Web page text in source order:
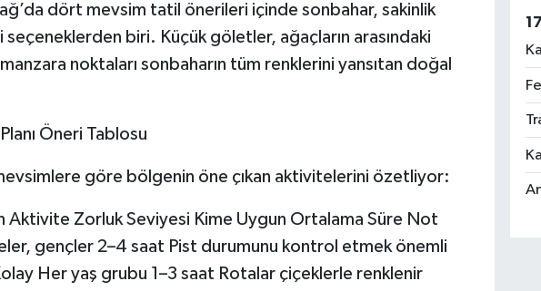
dört mevsim tatil önerileri içinde sonbahar, sakinlik
seçeneklerden biri. Küçük göletler, ağaçların arasındaki
noktaları sonbaharın tüm renklerini yansıtan doğal
Öneri Tablosu
göre bölgenin öne çıkan aktivitelerini özetliyor:
Aktivite Zorluk Seviyesi Kime Uygun Ortalama Süre Not
gençler 2–4 saat Pist durumunu kontrol etmek önemli
Her yaş grubu 1–3 saat Rotalar çiçeklerle renklenir